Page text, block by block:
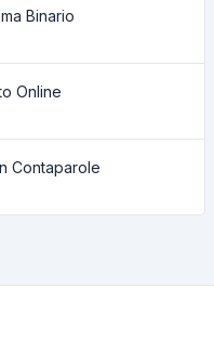
Binario
Online
Contaparole